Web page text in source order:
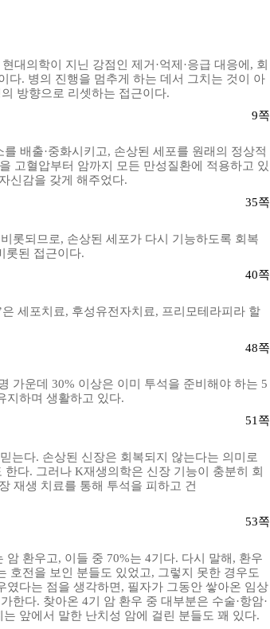
대의학이 지닌 강점인 제거·억제·응급 대응에 , 회
다. 병의 진행을 멈추게 하는 데서 그치는 것이 아
방향으로 리셋하는 접근이다.
9쪽
를 배출·중화시키고, 손상된 세포를 원래의 정상적
고혈압부터 암까지 모든 만성질환에 적용하고 있
신감을 갖게 해주었다.
35쪽
롯되므로, 손상된 세포가 다시 기능하도록 회복
롯된 접근이다.
40쪽
은 세포치료, 후성유전자치료, 프리모테라피라 할
48쪽
가운데 30% 이상은 이미 투석을 준비해야 하는 5
지하며 생활하고 있다.
51 쪽
는다. 손상된 신장은 회복되지 않는다는 의미로
한다. 그러나K재생의학은 신장 기능이 충분히 회
재생 치료를 통해 투석을 피하고 건
53쪽
암 환우고, 이들 중 70%는 4기다. 다시 말해 , 환우
호전을 보인 분들도 있었고, 그렇지 못한 경우도
였다는 점을 생각하면 , 필자가 그동안 쌓아온 임상
한다. 찾아온 4기 암 환우 중 대부분은 수술·항암·
는 앞에서 말한 난치성 암에 걸린 분들도 꽤 있다.